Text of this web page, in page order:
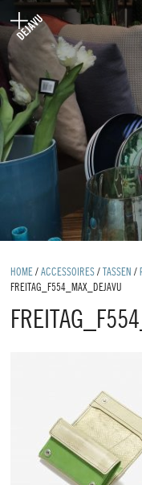
HOME /ACCESSOIRES / TASSEN /
FREITAG_F554_MAX_DEJAVU